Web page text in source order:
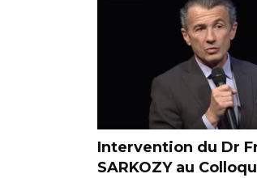
Intervention du Dr
SARKOZY au